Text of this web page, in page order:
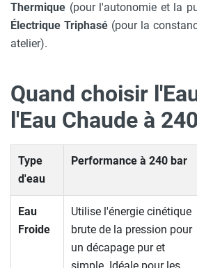
Thermique (pour l'autonomie et la
Électrique Triphasé (pour la
atelier).
Quand choisir
l'Eau Chaude à
Type
d'eau
Performance à 240 bar
Eau
Froide
Utilise l'énergie cinétique
brute de la pression pour
un décapage pur et